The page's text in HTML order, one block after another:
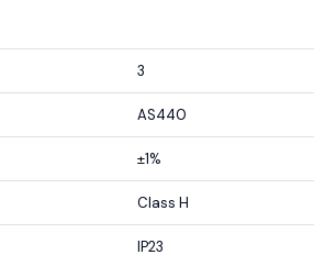
3
AS440
±1%
Class H
IP23